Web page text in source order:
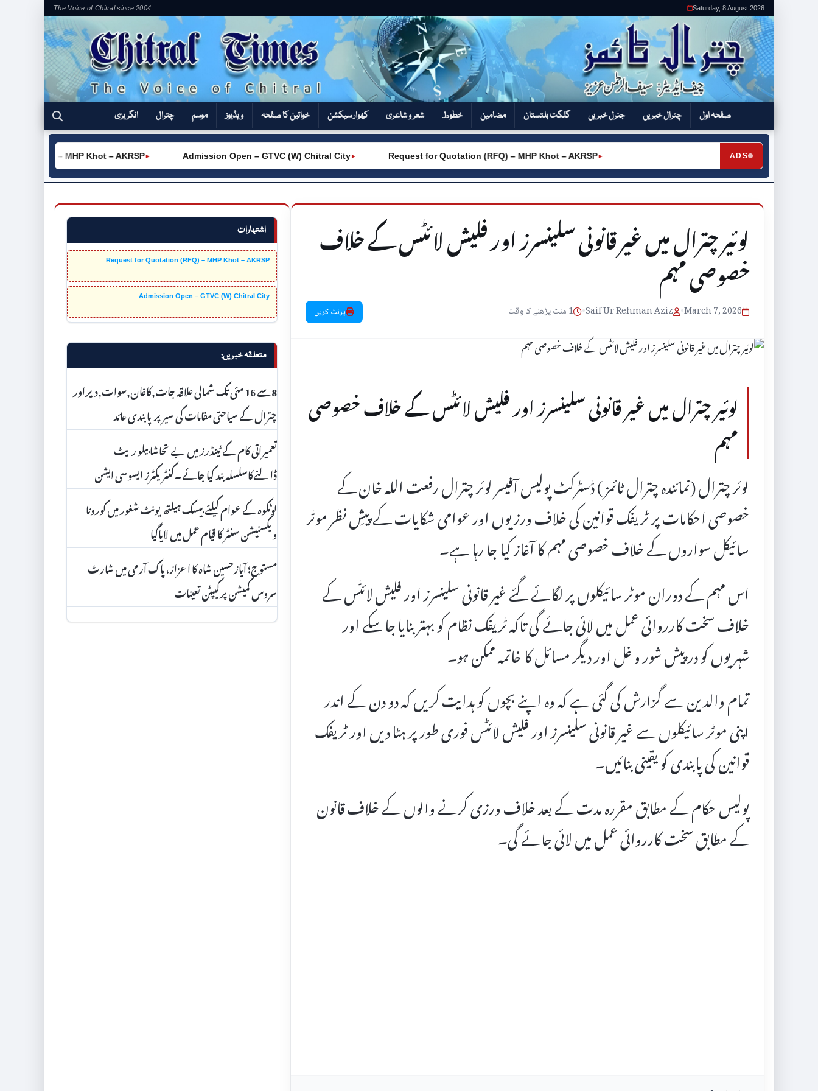
The Voice of Chitral since 2004 Saturday, 8 August 2026
صفحہ اول چترال خبریں جنرل خبریں گلگت بلتستان مضامین خطوط شعر و شاعری کھوار سیکشن‎ خواتین کا صفحہ ویڈیوز موسم چترال انگریزی
ADS
►
(RFQ) – MHP Khot – AKRSP ►
Request for Quotation (RFQ) – MHP Khot – AKRSP
►
Admission Open – GTVC (W) Chitral City
اشتہارات
Request for Quotation (RFQ) – MHP Khot – AKRSP
Admission Open – GTVC (W) Chitral City
متعلقہ خبریں:
8سے 16 مئی تک شمالی علاقہ جات,کاغان,سوات,دیراور
چترال کے سیاحتی مقامات کی سیر پرپابندی عائد
تعمیراتی کام کے ٹینڈرز میں بے تحاشا بیلو ریٹ
ڈالنےکاسلسلہ بند کیا جائے۔کنٹریکٹرز ایسوسی ایشن
لوٹکوہ کے عوام کیلئے بیسک ہیلتھ یونٹ شغور میں کورونا
ویکسنیشن سنٹر کا قیام عمل میں لایاگیا
مستوج؛ آیازحسین شاہ کا اعزاز، پاک آرمی میں شارٹ
سروس کمیشن پرکیپٹن تعینات
لوئیر چترال میں غیر قانونی سلینسرز اور فلیش لائٹس کے خلاف
خصوصی مہم
March 7, 2026
•
Saif Ur Rehman Aziz
• 1 منٹ پڑھنے کا وقت پرنٹ کریں
لوئیر چترال میں غیر قانونی سلینسرز اور فلیش لائٹس کے خلاف خصوصی
مہم
لوئر چترال (نمائندہ چترال ٹائمز ) ڈسٹرکٹ پولیس آفیسر لوئر چترال رفعت اللہ خان کے
خصوصی احکامات پر ٹریفک قوانین کی خلاف ورزیوں اور عوامی شکایات کے پیشِ نظر موٹر
سائیکل سواروں کے خلاف خصوصی مہم کا آغاز کیا جا رہا ہے۔
اس مہم کے دوران موٹر سائیکلوں پر لگائے گئے غیر قانونی سلینسرز اور فلیش لائٹس کے
خلاف سخت کارروائی عمل میں لائی جائے گی تاکہ ٹریفک نظام کو بہتر بنایا جا سکے اور
شہریوں کو درپیش شور و غل اور دیگر مسائل کا خاتمہ ممکن ہو۔
تمام والدین سے گزارش کی گئی ہے کہ وہ اپنے بچوں کو ہدایت کریں کہ دو دن کے اندر
اپنی موٹر سائیکلوں سے غیر قانونی سلینسرز اور فلیش لائٹس فوری طور پر ہٹا دیں اور ٹریفک
قوانین کی پابندی کو یقینی بنائیں۔
پولیس حکام کے مطابق مقررہ مدت کے بعد خلاف ورزی کرنے والوں کے خلاف قانون
کے مطابق سخت کارروائی عمل میں لائی جائے گی۔